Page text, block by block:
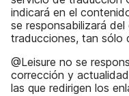
indicará en el
se responsabilizará
traducciones, tan sólo
@Leisure no se
corrección y
las que redirigen los